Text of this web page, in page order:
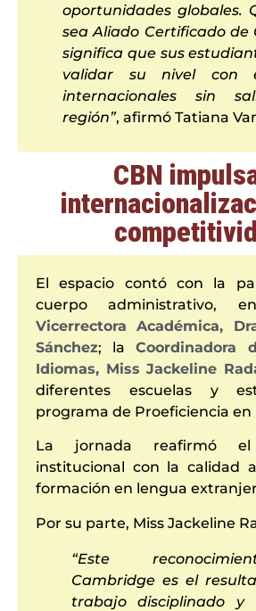
oportunidades globales.
sea Aliado Certificado de
significa que sus
validar su nivel con
internacionales sin
región”, afirmó Tatiana
CBN
El espacio contó con la
cuerpo administrativo,
Vicerrectora Académica,
Sánchez; la Coordinadora
Idiomas, Miss Jackeline
diferentes escuelas y
programa de Proeficiencia en
La jornada reafirmó el
institucional con la calidad
formación en lengua
Por su parte, Miss Jackeline
“Este
Cambridge es el
trabajo disciplinado y